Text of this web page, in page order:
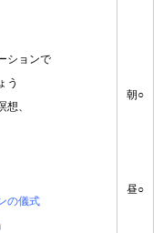
ションで
う
想、
の儀式
朝○
昼○